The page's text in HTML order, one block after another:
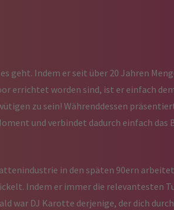
geht. Indem er seit über 20 Jahren
errichtet worden sind, ist er einfach
zu sein! Währenddessen
und verbindet dadurch einfach das
in den späten 90ern
Indem er immer die relevantesten
war DJ Karotte derjenige, der dich